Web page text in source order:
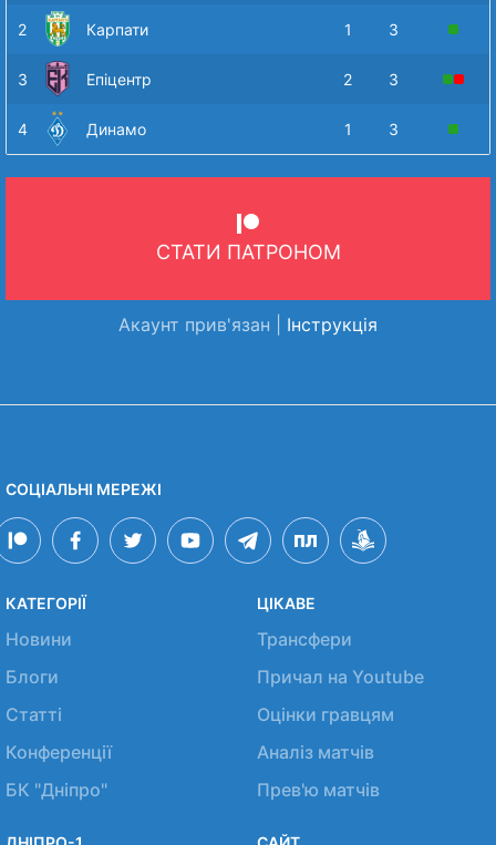
2 Карпати 1 3
3 Епіцентр 2 3
4 Динамо 1 3
СТАТИ ПАТРОНОМ
Акаунт прив'язан | Інструкція
СОЦІАЛЬНІ МЕРЕЖІ
КАТЕГОРІЇ
Новини
Блоги
Статті
Конференції
БК "Дніпро"
ЦІКАВЕ
Трансфери
Причал на Youtube
Оцінки гравцям
Аналіз матчів
Прев'ю матчів